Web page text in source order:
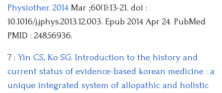
Physiother. 2014 Mar ;60(1):13-21. doi :
10.1016/j.jphys.2013.12.003. Epub 2014 Apr 24. PubMed
PMID : 24856936.
7 : Yin CS, Ko SG. Introduction to the history and
current status of evidence-based korean medicine : a
unique integrated system of allopathic and holistic